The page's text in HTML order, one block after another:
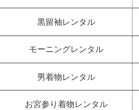
黒留袖レンタル
モーニングレンタル
男着物レンタル
お宮参り着物レンタル